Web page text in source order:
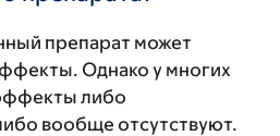
препарат может
Однако у многих
либо
вообще отсутствуют.